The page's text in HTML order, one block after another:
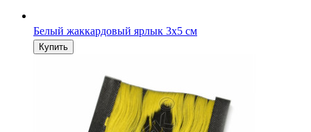
Белый жаккардовый ярлык 3х5 см